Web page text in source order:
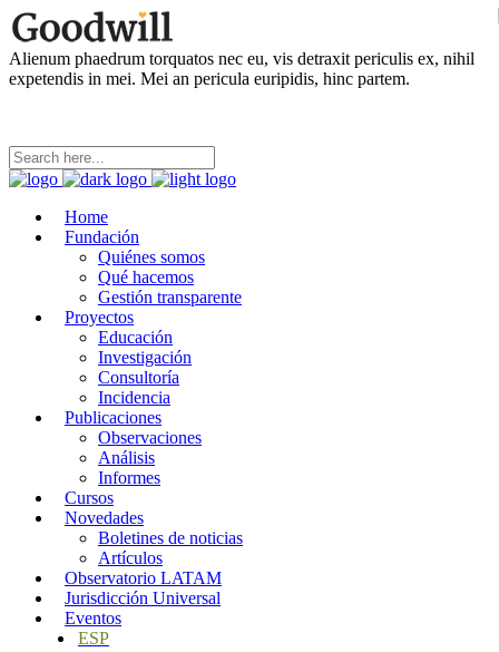
Alienum phaedrum torquatos nec eu, vis detraxit periculis ex, nihil
expetendis in mei. Mei an pericula euripidis, hinc partem.
Home
Fundación
Quiénes somos
Qué hacemos
Gestión transparente
Proyectos
Educación
Investigación
Consultoría
Incidencia
Publicaciones
Observaciones
Análisis
Informes
Cursos
Novedades
Boletines de noticias
Artículos
Observatorio LATAM
Jurisdicción Universal
Eventos
ESP